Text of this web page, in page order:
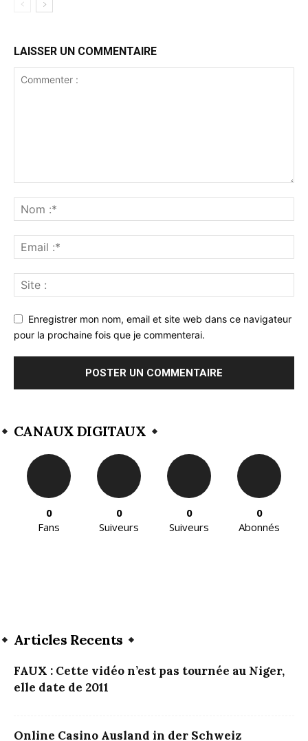
LAISSER UN COMMENTAIRE
Enregistrer mon nom, email et site web dans ce navigateur
pour la prochaine fois que je commenterai.
CANAUX DIGITAUX
0
Fans
0
Suiveurs
0
Suiveurs
0
Abonnés
Articles Recents
FAUX : Cette vidéo n’est pas tournée au Niger,
elle date de 2011
Online Casino Ausland in der Schweiz